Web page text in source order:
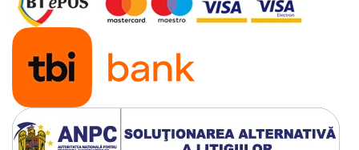
Statii de incarcare EV
OUTLET
Pompe de caldura